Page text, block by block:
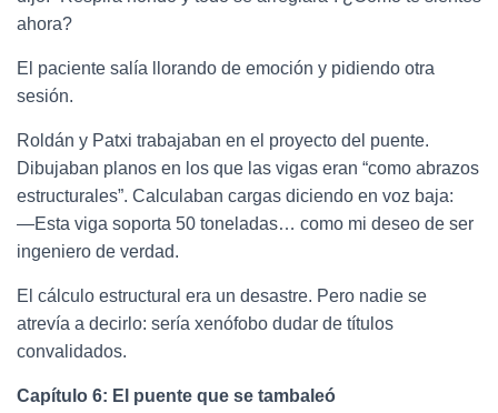
ahora?
El paciente salía llorando de emoción y pidiendo otra
sesión.
Roldán y Patxi trabajaban en el proyecto del puente.
Dibujaban planos en los que las vigas eran “como abrazos
estructurales”. Calculaban cargas diciendo en voz baja:
—Esta viga soporta 50 toneladas… como mi deseo de ser
ingeniero de verdad.
El cálculo estructural era un desastre. Pero nadie se
atrevía a decirlo: sería xenófobo dudar de títulos
convalidados.
Capítulo 6: El puente que se tambaleó